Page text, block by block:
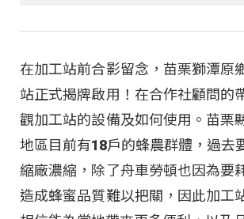
在加工站前合影留念，苗栗獅潭原
站正式揭牌啟用！在合作社顧問的
觀加工站的設備及如何使用。苗栗
地區目前有18戶的蜂農群體，過去
縮廠濃縮，除了舟車勞頓也因為要
造成蜂蜜品質難以把關，因此加工